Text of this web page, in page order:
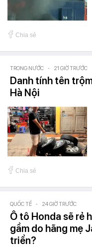
Chia sẻ
TRONG NƯỚC - 21 GIỜ TRƯỚC
Danh tính tên
Hà Nội
Chia sẻ
QUỐC TẾ - 24 GIỜ TRƯỚC
Ô tô Honda sẽ rẻ
gầm do hãng mẹ
triển?